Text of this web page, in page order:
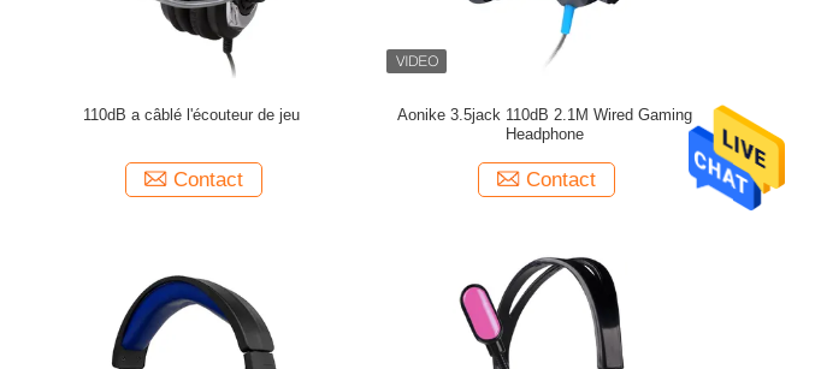
110dB a câblé l'écouteur de jeu
Contact
Aonike 3.5jack 110dB 2.1M Wired Gaming
Headphone
Contact